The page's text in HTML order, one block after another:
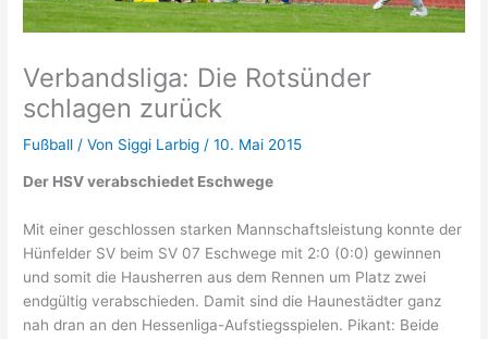
Verbandsliga: Die Rotsünder
schlagen zurück
Fußball / Von Siggi Larbig /10. Mai 2015
Der HSV verabschiedet Eschwege
Mit einer geschlossen starken Mannschaftsleistung konnte der
Hünfelder SV beim SV 07 Eschwege mit 2:0 (0:0) gewinnen
und somit die Hausherren aus dem Rennen um Platz zwei
endgültig verabschieden. Damit sind die Haunestädter ganz
nah dran an den Hessenliga-Aufstiegsspielen. Pikant: Beide